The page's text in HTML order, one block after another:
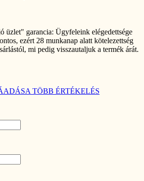
üzlet" garancia: Ügyfeleink elégedettsége
ezért 28 munkanap alatt kötelezettség
mi pedig visszautaljuk a termék árát.
TÖBB ÉRTÉKELÉS